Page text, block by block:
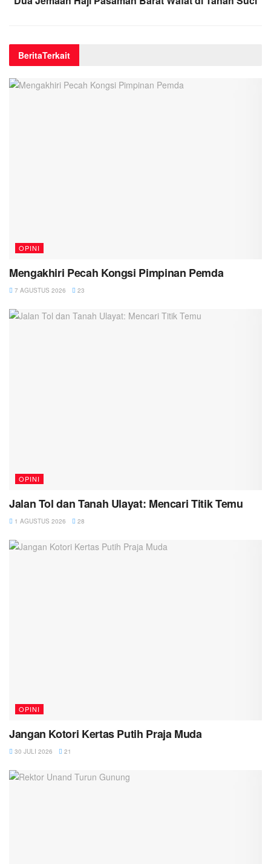
BeritaTerkait
OPINI
Mengakhiri Pecah Kongsi Pimpinan Pemda
7 AGUSTUS 2026 23
OPINI
Jalan Tol dan Tanah Ulayat: Mencari Titik Temu
1 AGUSTUS 2026 28
OPINI
Jangan Kotori Kertas Putih Praja Muda
30 JULI 2026 21